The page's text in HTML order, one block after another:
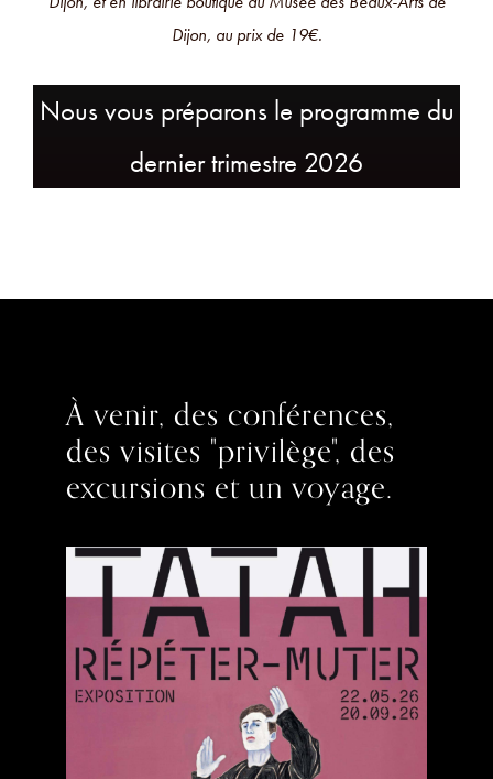
Dijon, au prix de 19€.
Nous vous préparons le programme du
dernier trimestre 2026
À venir, des conférences,
des visites "privilège", des
excursions et un voyage.